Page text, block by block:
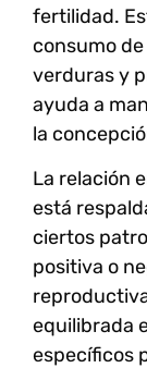
fertilidad.
consumo
verduras y
ayuda a
la
La relación
está
ciertos
positiva o
equilibrada
específicos